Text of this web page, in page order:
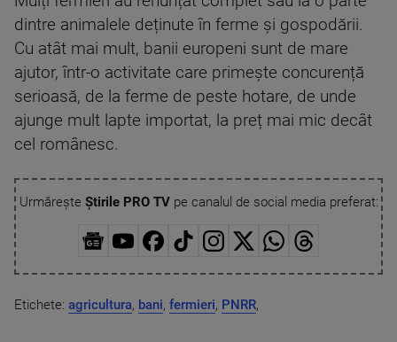
dintre animalele deținute în ferme și gospodării.
Cu atât mai mult, banii europeni sunt de mare
ajutor, într-o activitate care primește concurență
serioasă, de la ferme de peste hotare, de unde
ajunge mult lapte importat, la preț mai mic decât
cel românesc.
Urmărește Știrile PRO TVpe canalul de social media preferat:
Etichete: agricultura, bani, fermieri, PNRR,